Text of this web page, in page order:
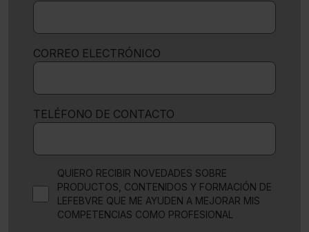
CORREO ELECTRÓNICO
TELÉFONO DE CONTACTO
QUIERO RECIBIR NOVEDADES SOBRE
PRODUCTOS, CONTENIDOS Y FORMACIÓN DE
LEFEBVRE QUE ME AYUDEN A MEJORAR MIS
COMPETENCIAS COMO PROFESIONAL